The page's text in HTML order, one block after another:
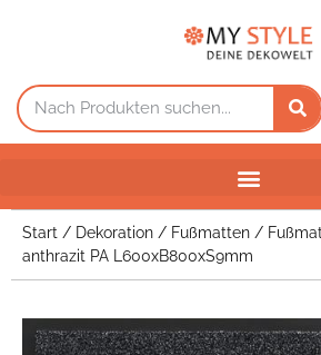
Start / Dekoration / Fußmatten /
anthrazit PA L600xB800xS9mm